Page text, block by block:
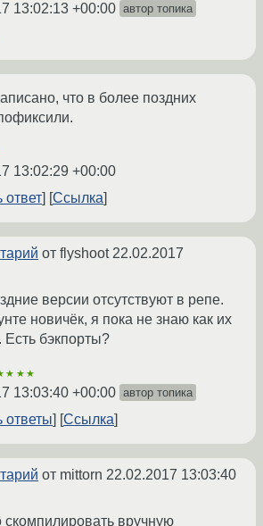
13:02:13 +00:00 автор топика
что в более поздних
13:02:29 +00:00
ответ
Ссылка
от flyshoot22.02.2017
версии отсутствуют в репе.
новичёк, я пока не знаю как их
Есть бэкпорты?
13:03:40 +00:00 автор топика
ответы Ссылка
от mittorn 22.02.2017 13:03:40
скомпилировать вручную